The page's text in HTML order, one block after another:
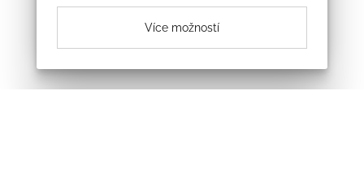
Více možností